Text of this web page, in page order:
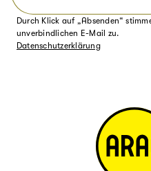
Durch Klick auf „Absenden“
unverbindlichen E-Mail zu.
Datenschutzerklärung